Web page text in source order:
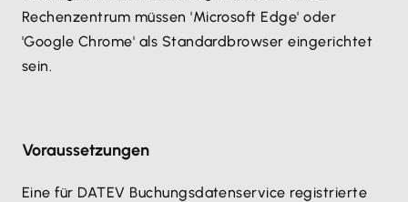
Rechenzentrum müssen 'Microsoft Edge' oder
'Google Chrome' als Standardbrowser eingerichtet
sein.
Voraussetzungen
Eine für DATEV Buchungsdatenservice registrierte